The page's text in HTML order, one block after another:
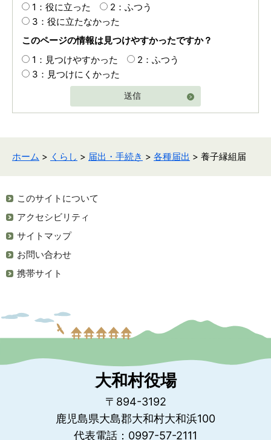
1：役に立った
2：ふつう
3：役に立たなかった
このページの情報は見つけやすかったですか？
1：見つけやすかった
2：ふつう
3：見つけにくかった
送信
ホーム > くらし > 届出・手続き > 各種届出 > 養子縁組届
このサイトについて
アクセシビリティ
サイトマップ
お問い合わせ
携帯サイト
大和村役場
〒894-3192
鹿児島県大島郡大和村大和浜100
代表電話：0997-57-2111